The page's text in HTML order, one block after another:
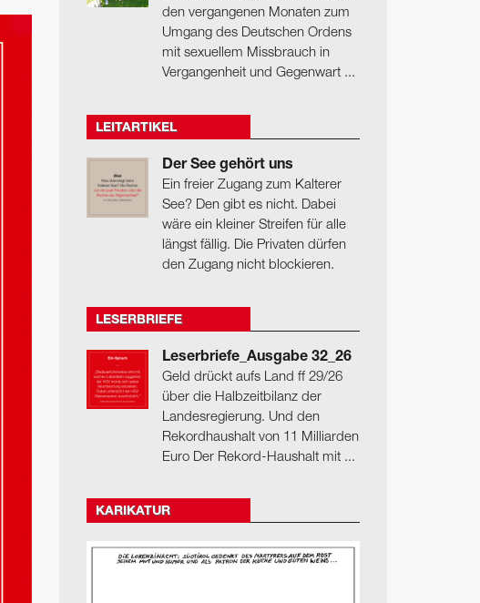
den vergangenen Monaten zum
Umgang des Deutschen Ordens
mit sexuellem Missbrauch in
Vergangenheit und Gegenwart ...
LEITARTIKEL
Der See gehört uns
Ein freier Zugang zum Kalterer
See? Den gibt es nicht. Dabei
wäre ein kleiner Streifen für alle
längst fällig. Die Privaten dürfen
den Zugang nicht blockieren.
LESERBRIEFE
Leserbriefe_Ausgabe 32_26
Geld drückt aufs Land ff 29/26
über die Halbzeitbilanz der
Landesregierung. Und den
Rekordhaushalt von 11 Milliarden
Euro Der Rekord-Haushalt mit ...
KARIKATUR